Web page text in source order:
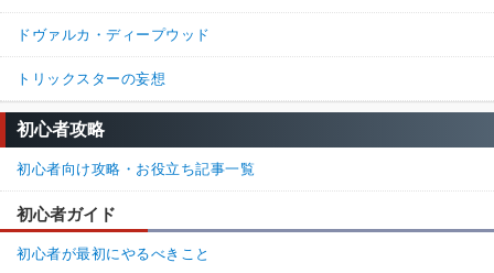
ドヴァルカ・ディープウッド
トリックスターの妄想
初心者攻略
初心者向け攻略・お役立ち記事一覧
初心者ガイド
初心者が最初にやるべきこと